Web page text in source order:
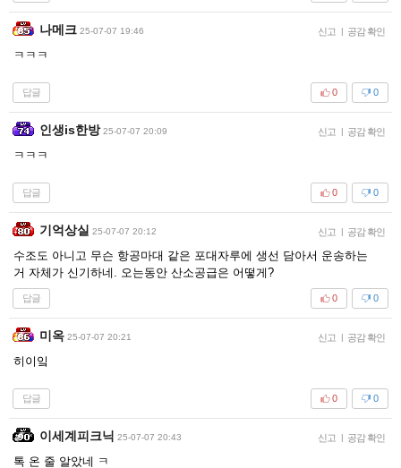
나메크 25-07-07 19:46 신고 | 공감 확인
ㅋㅋㅋ
답글 0
0
인생is한방 25-07-07 20:09 신고 | 공감 확인
ㅋㅋㅋ
답글 0
0
기억상실 25-07-07 20:12 신고 | 공감 확인
수조도 아니고 무슨 항공마대 같은 포대자루에 생선 담아서 운송하는
거 자체가 신기하네. 오는동안 산소공급은 어떻게?
답글 0
0
미옥 25-07-07 20:21 신고 | 공감 확인
히이잌
답글 0
0
이세계피크닉 25-07-07 20:43 신고 | 공감 확인
톡 온 줄 알았네 ㅋ